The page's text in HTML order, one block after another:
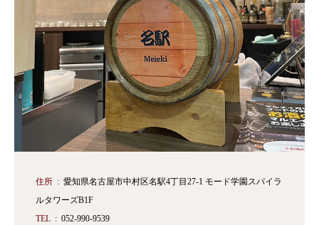
住所
愛知県名古屋市中村区名駅4丁目27-1 モード学園スパイラ
ルタワーズB1F
TEL
052-990-9539